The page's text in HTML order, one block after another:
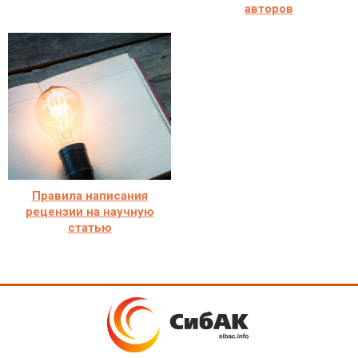
авторов
Правила написания
рецензии на научную
статью